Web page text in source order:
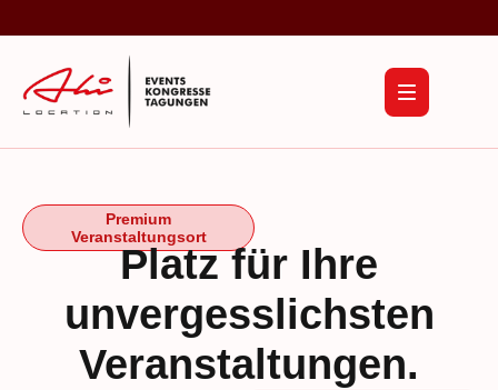
Premium
Veranstaltungsort
Platz für Ihre
unvergesslichsten
Veranstaltungen.